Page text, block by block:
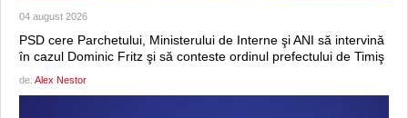
04 august 2026
PSD cere Parchetului, Ministerului de Interne şi ANI să intervină
în cazul Dominic Fritz şi să conteste ordinul prefectului de Timiş
de: Alex Nestor